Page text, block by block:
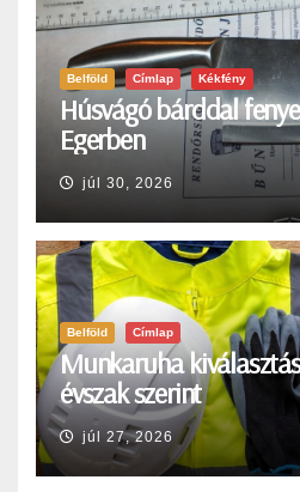
Belföld Címlap Kékfény
Húsvágó bárddal
Egerben
júl 30, 2026
Belföld Címlap
Munkaruha
évszak szerint
júl 27, 2026